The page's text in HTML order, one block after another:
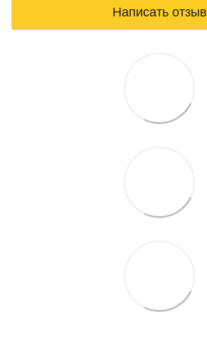
Написать отзыв